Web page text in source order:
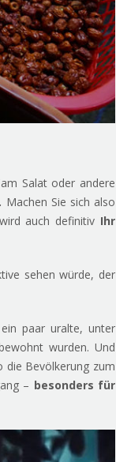
Salat oder andere
Machen Sie sich also
auch definitiv Ihr
sehen würde, der
paar uralte, unter
wurden. Und
die Bevölkerung zum
– besonders für